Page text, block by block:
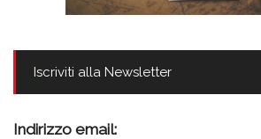
Iscriviti alla Newsletter
Indirizzo email: